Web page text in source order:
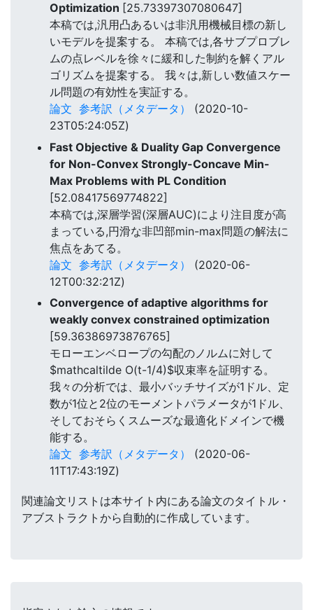
Optimization [25.73397307080647]
本稿では,汎用凸あるいは非汎用機械目標の新し
いモデルを提案する。 本稿では,各サブプロブレ
ムの点レベルを徐々に緩和した制約を解くアル
ゴリズムを提案する。 我々は,新しい数値スケー
ル問題の有効性を実証する。
論文 参考訳（メタデータ）
(2020-10-
23T05:24:05Z)
Fast Objective & Duality Gap Convergence
for Non-Convex Strongly-Concave Min-
Max Problems with PL Condition
[52.08417569774822]
本稿では,深層学習(深層AUC)により注目度が高
まっている,円滑な非凹部min-max問題の解法に
焦点をあてる。
論文 参考訳（メタデータ）
(2020-06-
12T00:32:21Z)
Convergence of adaptive algorithms for
weakly convex constrained optimization
[59.36386973876765]
モローエンベロープの勾配のノルムに対して
$mathcaltilde O(t-1/4)$収束率を証明する。
我々の分析では、最小バッチサイズが1ドル、定
数が1位と2位のモーメントパラメータが1ドル、
そしておそらくスムーズな最適化ドメインで機
能する。
論文 参考訳（メタデータ）
(2020-06-
11T17:43:19Z)
関連論文リストは本サイト内にある論文のタイトル・
アブストラクトから自動的に作成しています。